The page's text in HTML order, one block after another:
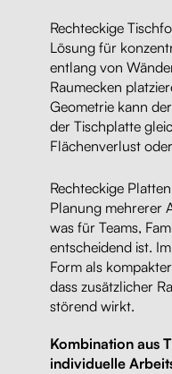
Rechteckige
Lösung für
entlang von
Raumecken
Geometrie kann
der Tischplatte
Flächenverlust
Rechteckige
Planung mehrerer
was für Teams,
entscheidend ist.
Form als
dass zusätzlicher
störend wirkt.
Kombination aus
individuelle